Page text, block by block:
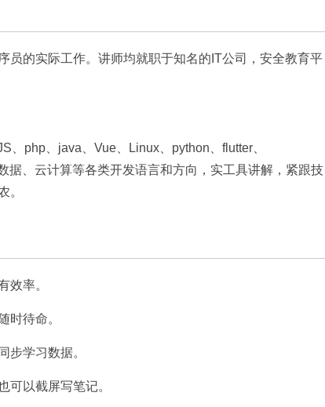
员的实际工作。讲师均就职于知名的IT公司，安全教育平
php、java、Vue、Linux、python、flutter、
、云计算等各类开发语言和方向，实工具讲解，紧跟技
。
效率。
时待命。
步学习数据。
可以截屏写笔记。